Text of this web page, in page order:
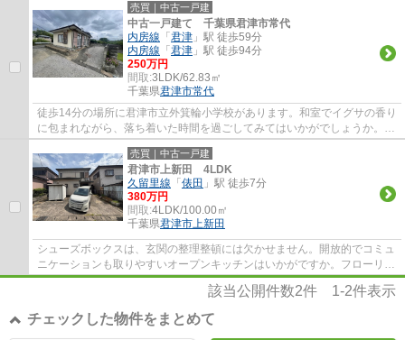
売買｜中古一戸建
中古一戸建て 千葉県君津市常代
内房線 「 君津 」駅 徒歩59分
内房線 「 君津 」駅 徒歩94分
250万円
間取:3LDK/62.83㎡
千葉県君津市常代
徒歩14分の場所に君津市立外箕輪小学校があります。和室でイグサの香り
に包まれながら、落ち着いた時間を過ごしてみてはいかがでしょうか。
62.83平米程の建物面積でスペースも十分。君...
売買｜中古一戸建
君津市上新田 4LDK
久留里線 「 俵田 」駅 徒歩7分
380万円
間取:4LDK/100.00㎡
千葉県君津市上新田
シューズボックスは、玄関の整理整頓には欠かせません。開放的でコミュ
ニケーションも取りやすいオープンキッチンはいかがですか。フローリン
グは木のぬくもりが感じられるため住み心...
該当公開件数2件 1-2件表示
チェックした物件をまとめて